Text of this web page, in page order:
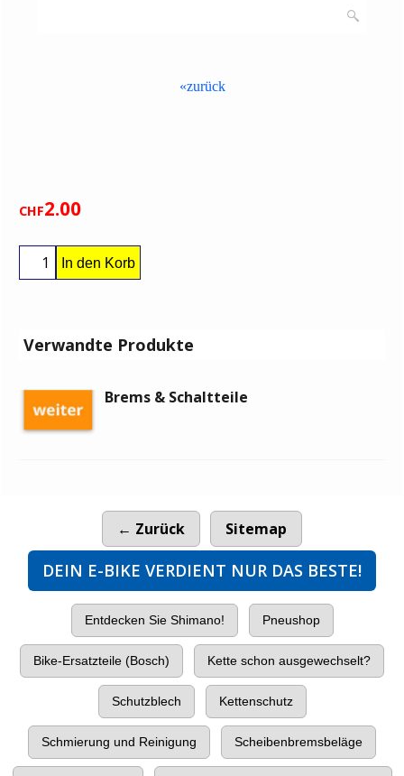
«zurück
CHF2.00
In den Korb
Verwandte Produkte
Brems & Schaltteile
← Zurück Sitemap
DEIN E-BIKE VERDIENT NUR DAS BESTE!
Entdecken Sie Shimano! Pneushop
Bike-Ersatzteile (Bosch) Kette schon ausgewechselt?
Schutzblech Kettenschutz
Schmierung und Reinigung Scheibenbremsbeläge